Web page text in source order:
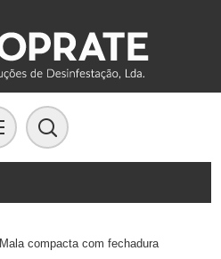
Mala compacta com fechadura